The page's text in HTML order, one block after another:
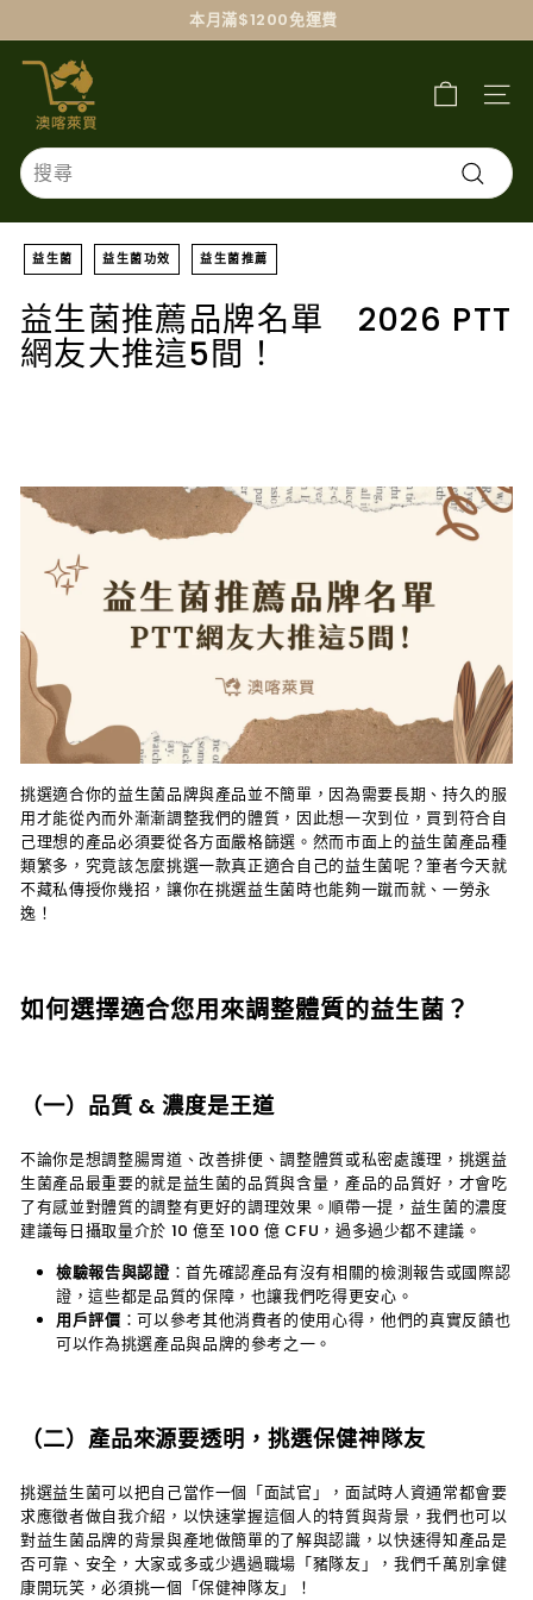
本月滿$1200免運費
澳
喀
萊
買
Search
搜
尋
益生菌 益生菌功效 益生菌推薦
益生菌推薦品牌名單 2026 PTT
網友大推這5間！
挑選適合你的益生菌品牌與產品並不簡單，因為需要長期、持久的服
用才能從內而外漸漸調整我們的體質，因此想一次到位，買到符合自
己理想的產品必須要從各方面嚴格篩選。然而市面上的益生菌產品種
類繁多，究竟該怎麼挑選一款真正適合自己的益生菌呢？筆者今天就
不藏私傳授你幾招，讓你在挑選益生菌時也能夠一蹴而就、一勞永
逸！
如何選擇適合您用來調整體質的益生菌？
（一）品質 & 濃度是王道
不論你是想調整腸胃道、改善排便、調整體質或私密處護理，挑選益
生菌產品最重要的就是益生菌的品質與含量，產品的品質好，才會吃
了有感並對體質的調整有更好的調理效果。順帶一提，益生菌的濃度
建議每日攝取量介於 10 億至 100 億 CFU，過多過少都不建議。
檢驗報告與認證：首先確認產品有沒有相關的檢測報告或國際認
證，這些都是品質的保障，也讓我們吃得更安心。
用戶評價 ：可以參考其他消費者的使用心得，他們的真實反饋也
可以作為挑選產品與品牌的參考之一。
（二）產品來源要透明，挑選保健神隊友
挑選益生菌可以把自己當作一個「面試官」，面試時人資通常都會要
求應徵者做自我介紹，以快速掌握這個人的特質與背景，我們也可以
對益生菌品牌的背景與產地做簡單的了解與認識，以快速得知產品是
否可靠、安全，大家或多或少遇過職場「豬隊友」，我們千萬別拿健
康開玩笑，必須挑一個「保健神隊友」！